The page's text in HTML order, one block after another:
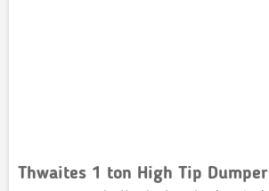
Thwaites 1 ton High Tip Dumper